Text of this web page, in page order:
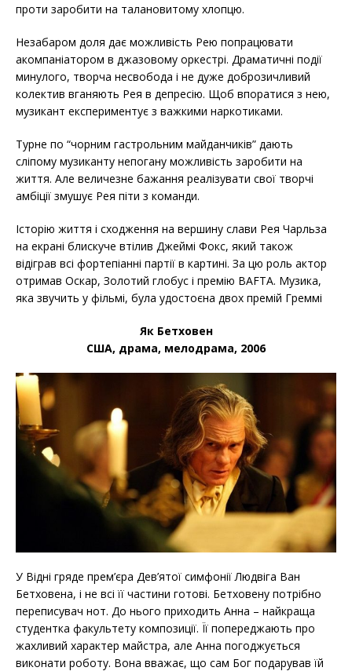
проти заробити на талановитому хлопцю.
Незабаром доля дає можливість Рею попрацювати
акомпаніатором в джазовому оркестрі. Драматичні події
минулого, творча несвобода і не дуже доброзичливий
колектив вганяють Рея в депресію. Щоб впоратися з нею,
музикант експериментує з важкими наркотиками.
Турне по “чорним гастрольним майданчиків” дають
сліпому музиканту непогану можливість заробити на
життя. Але величезне бажання реалізувати свої творчі
амбіції змушує Рея піти з команди.
Історію життя і сходження на вершину слави Рея Чарльза
на екрані блискуче втілив Джеймі Фокс, який також
відіграв всі фортепіанні партії в картині. За цю роль актор
отримав Оскар, Золотий глобус і премію BAFTA. Музика,
яка звучить у фільмі, була удостоєна двох премій Греммі
Як Бетховен
США, драма, мелодрама, 2006
У Відні гряде прем’єра Дев’ятої симфонії Людвіга Ван
Бетховена, і не всі її частини готові. Бетховену потрібно
переписувач нот. До нього приходить Анна – найкраща
студентка факультету композиції. Її попереджають про
жахливий характер майстра, але Анна погоджується
виконати роботу. Вона вважає, що сам Бог подарував їй